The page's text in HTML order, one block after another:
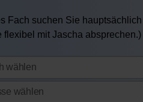
Fach suchen Sie
flexibel mit Jascha absprechen.)